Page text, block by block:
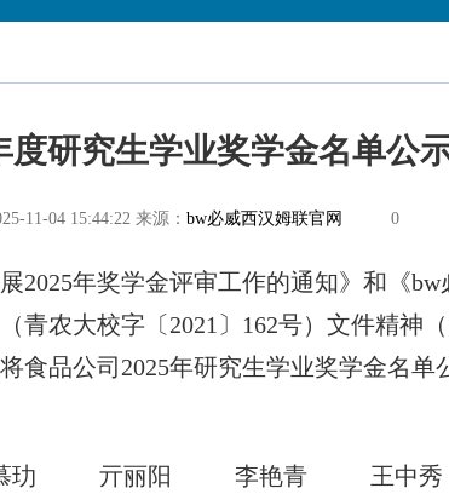
度研究生学业奖学金名单公
11-04 15:44:22 来源： bw必威西汉姆联官网 0
年奖学金评审工作的通知》和《bw
青农大校字〔2021〕162号）文件精神（
食品公司2025年研究生学业奖学金名单
玏 亓丽阳 李艳青 王中秀